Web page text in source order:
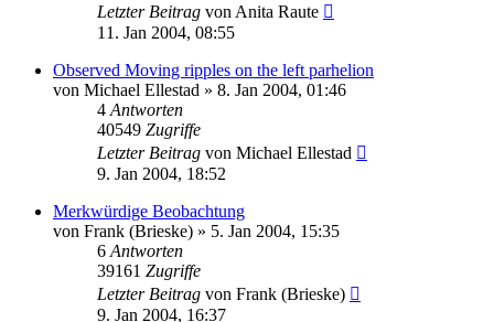
Letzter Beitrag von Anita Raute
11. Jan 2004, 08:55
Observed Moving ripples on the left parhelion
von Michael Ellestad » 8. Jan 2004, 01:46
4 Antworten
40549 Zugriffe
Letzter Beitrag von Michael Ellestad
9. Jan 2004, 18:52
Merkwürdige Beobachtung
von Frank (Brieske) » 5. Jan 2004, 15:35
6 Antworten
39161 Zugriffe
Letzter Beitrag von Frank (Brieske)
9. Jan 2004, 16:37